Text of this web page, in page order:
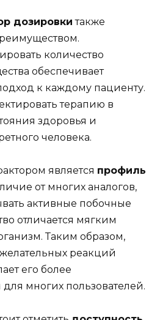
дозировки также
количество
обеспечивает
к каждому пациенту.
терапию в
здоровья и
человека.
является профиль
от многих аналогов,
активные побочные
отличается мягким
Таким образом,
реакций
его более
многих пользователей.